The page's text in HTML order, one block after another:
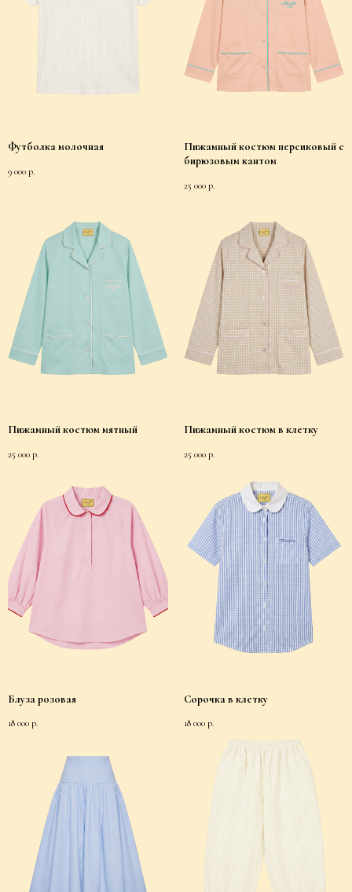
Футболка молочная
9 000 р.
Пижамный костюм персиковый с
бирюзовым кантом
25 000 р.
Пижамный костюм мятный
25 000 р.
Пижамный костюм в клетку
25 000 р.
Блуза розовая
18 000 р.
Сорочка в клетку
18 000 р.